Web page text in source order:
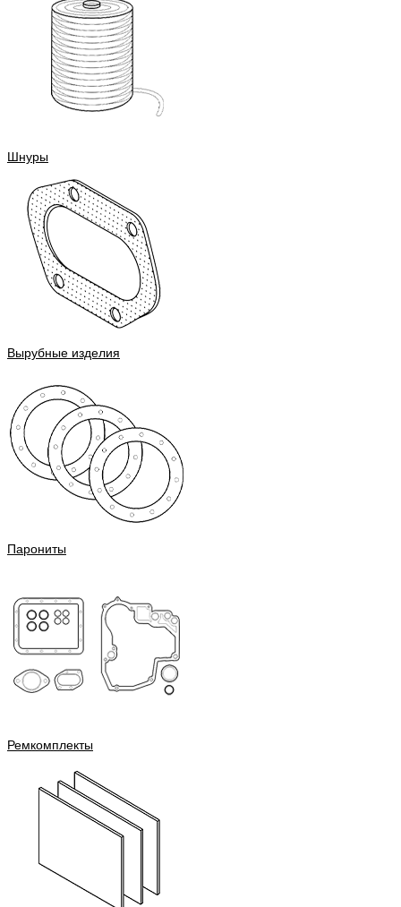
Шнуры
Вырубные изделия
Парониты
Ремкомплекты